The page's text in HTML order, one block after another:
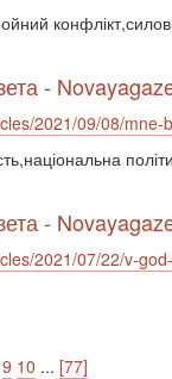
-
2021/09/08/mne-
-
2021/07/22/v-
9 10 ... [77]